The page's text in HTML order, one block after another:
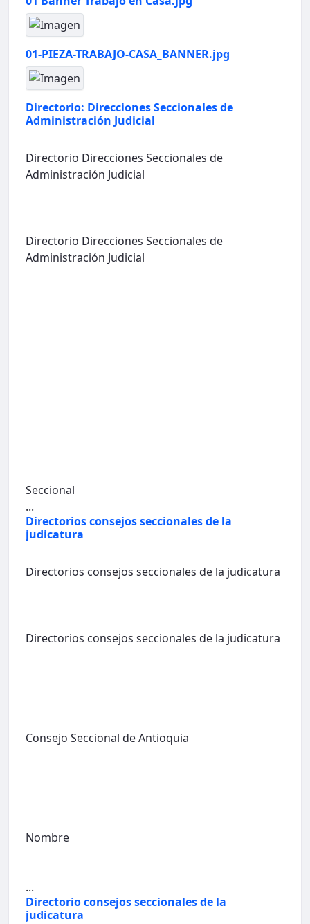
01-PIEZA-TRABAJO-CASA_BANNER.jpg
Directorio: Direcciones Seccionales de
Administración Judicial
Directorio Direcciones Seccionales de
Administración Judicial
Directorio Direcciones Seccionales de
Administración Judicial
Seccional
...
Directorios consejos seccionales de la
judicatura
Directorios consejos seccionales de la judicatura
Directorios consejos seccionales de la judicatura
Consejo Seccional de Antioquia
Nombre
...
Directorio consejos seccionales de la
judicatura